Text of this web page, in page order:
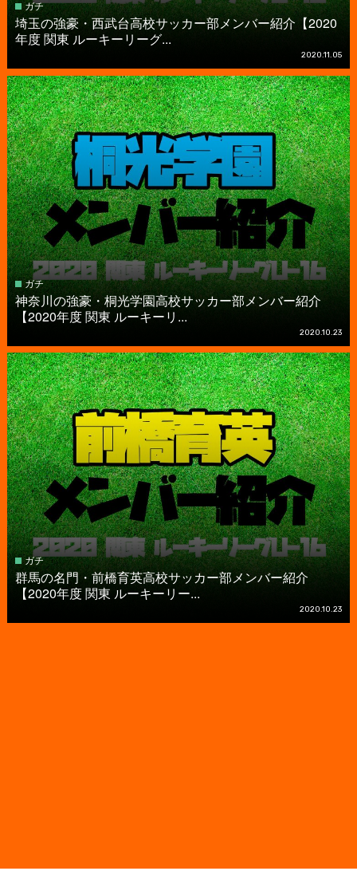
ガチ
埼玉の強豪・西武台高校サッカー部メンバー紹介【2020
年度 関東 ルーキーリーグ...
2020.11.05
ガチ
神奈川の強豪・桐光学園高校サッカー部メンバー紹介
【2020年度 関東 ルーキーリ...
2020.10.23
ガチ
群馬の名門・前橋育英高校サッカー部メンバー紹介
【2020年度 関東 ルーキーリー...
2020.10.23